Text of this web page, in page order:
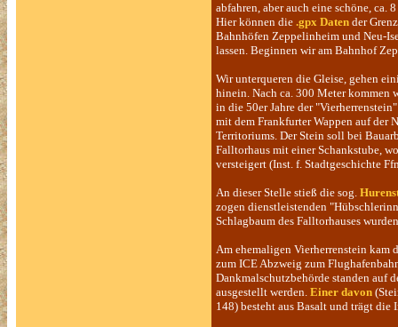
abfahren, aber auch eine schöne, ca.
Hier können die .gpx Daten der
Bahnhöfen Zeppelinheim und Neu-
lassen. Beginnen wir am Bahnhof
Wir unterqueren die Gleise, gehen
hinein. Nach ca. 300 Meter kommen
in die 50er Jahre der
mit dem Frankfurter Wappen auf der
Territoriums. Der Stein soll bei
Falltorhaus mit einer Schankstube,
versteigert (Inst. f. Stadtgeschichte
An dieser Stelle stieß die sog.
zogen dienstleistenden
Schlagbaum des Falltorhauses
Am ehemaligen Vierherrenstein kam
zum ICE Abzweig zum
Dankmalschutzbehörde standen auf
ausgestellt werden. Einer davon
148) besteht aus Basalt und trägt die